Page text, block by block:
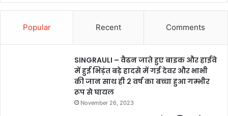
Popular Recent Comments
SINGRAULI – वैढन जाते हुए बाइक और हाईवे
में हुई भिड़ंत बड़े हादसे में गई देवर और भाभी
की जान साथ ही 2 वर्ष का बच्चा हुआ गम्भीर
रूप से घायल
November 26, 2023